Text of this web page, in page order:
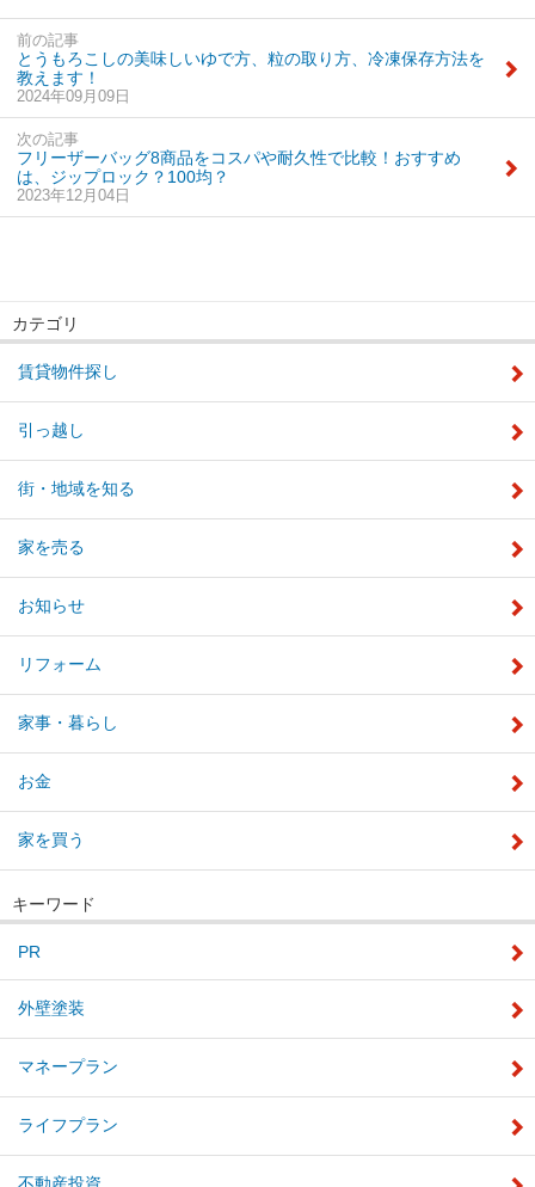
前の記事
とうもろこしの美味しいゆで方、粒の取り方、冷凍保存方法を
教えます！
2024年09月09日
次の記事
フリーザーバッグ8商品をコスパや耐久性で比較！おすすめ
は、ジップロック？100均？
2023年12月04日
カテゴリ
賃貸物件探し
引っ越し
街・地域を知る
家を売る
お知らせ
リフォーム
家事・暮らし
お金
家を買う
キーワード
PR
外壁塗装
マネープラン
ライフプラン
不動産投資